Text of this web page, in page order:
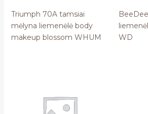
Triumph 70A tamsiai
mėlyna liemenėlė body
makeup blossom WHUM
WD